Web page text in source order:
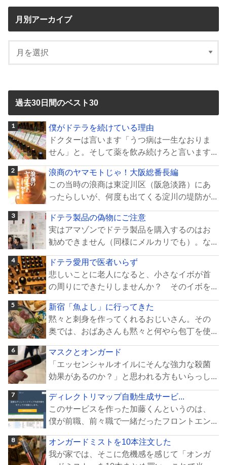
月別アーカイブ
過去30日間のベスト30
僕がドテラを続けている理由
ドクターは言います「うつ病は一生なおりま
せん」と。そして薬を飲み続けろと言います...
浪商のヤマモトじゃ！大阪総番長編
この当時の浪商は東淀川区（阪急淡路）にあ
ったらしいが、何度も出てくる淀川の堤防が...
ドテラ製品の偽物にご注意
実はアマゾンでドテラ製品を購入するのはお
勧めできません（同様にメルカリでも）。な...
ドテラ愛用で医者いらず
悲しいことに老人になると、小さなイボが首
の周りにできたりしませんか？ そのイボを...
新宿「魚よし」に行ってきた
黙々と刺身を作ってくれるおじいさん。その
奥では、おばあさんも黙々と何やら包丁を使...
マスクとオンガード
「エッセンシャルオイルにそんな強力な殺菌
効果があるのか？」と思われる方もいらっし...
ディレクトリマップ自動生成サービ...
このサービスを作った加藤くんというのは、
僕が前職、前々職で一緒だったフロントエン...
オンガードミストを10本注文した
我が家では、そこに危機感を感じて「オンガ